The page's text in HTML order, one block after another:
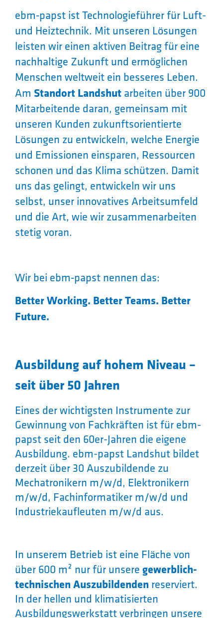
ebm‑papst ist Technologieführer für Luft-
und Heiztechnik. Mit unseren Lösungen
leisten wir einen aktiven Beitrag für eine
nachhaltige Zukunft und ermöglichen
Menschen weltweit ein besseres Leben.
Am Standort Landshut arbeiten über 900
Mitarbeitende daran, gemeinsam mit
unseren Kunden zukunftsorientierte
Lösungen zu entwickeln, welche Energie
und Emissionen einsparen, Ressourcen
schonen und das Klima schützen. Damit
uns das gelingt, entwickeln wir uns
selbst, unser innovatives Arbeitsumfeld
und die Art, wie wir zusammenarbeiten
stetig voran.
Wir bei ebm‑papst nennen das:
Better Working. Better Teams. Better
Future.
Ausbildung auf hohem Niveau –
seit über 50 Jahren
Eines der wichtigsten Instrumente zur
Gewinnung von Fachkräften ist für ebm-
papst seit den 60er-Jahren die eigene
Ausbildung. ebm-papst Landshut bildet
derzeit über 30 Auszubildende zu
Mechatronikern m/w/d, Elektronikern
m/w/d, Fachinformatiker m/w/d und
Industriekaufleuten m/w/d aus.
In unserem Betrieb ist eine Fläche von
über 600 m² nur für unsere gewerblich-
technischen Auszubildenden reserviert.
In der hellen und klimatisierten
Ausbildungswerkstatt verbringen unsere